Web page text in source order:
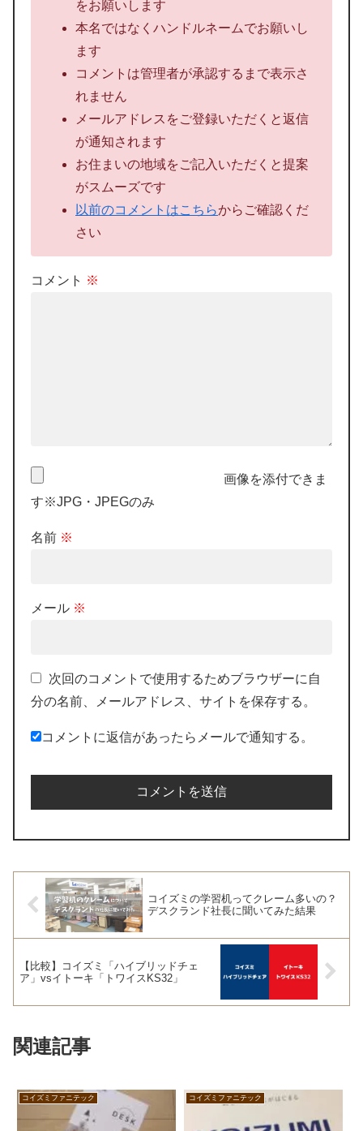
をお願いします
本名ではなくハンドルネームでお願いし
ます
コメントは管理者が承認するまで表示さ
れません
メールアドレスをご登録いただくと返信
が通知されます
お住まいの地域をご記入いただくと提案
がスムーズです
以前のコメントはこちらからご確認くだ
さい
コメント ※
画像を添付できま
す※JPG・JPEGのみ
名前 ※
メール ※
次回のコメントで使用するためブラウザーに自
分の名前、メールアドレス、サイトを保存する。
コメントに返信があったらメールで通知する。
コイズミの学習机ってクレーム多いの？
デスクランド社長に聞いてみた結果
【比較】コイズミ「ハイブリッドチェ
ア」vsイトーキ「トワイスKS32」
関連記事
コイズミファニテック コイズミファニテック